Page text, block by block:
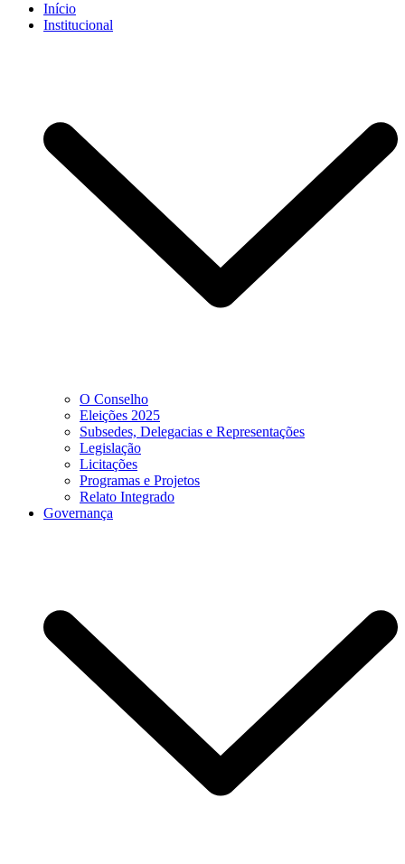
Início
Institucional
O Conselho
Eleições 2025
Subsedes, Delegacias e Representações
Legislação
Licitações
Programas e Projetos
Relato Integrado
Governança